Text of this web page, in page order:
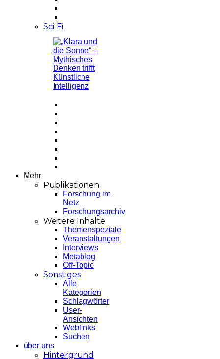
Sci-Fi
Mehr
Publikationen
Forschung im
Netz
Forschungsarchiv
Weitere Inhalte
Themenspeziale
Veranstaltungen
Interviews
Metablog
Off-Topic
Sonstiges
Alle
Kategorien
Schlagwörter
User-
Ansichten
Weblinks
Suchen
über uns
Hintergrund